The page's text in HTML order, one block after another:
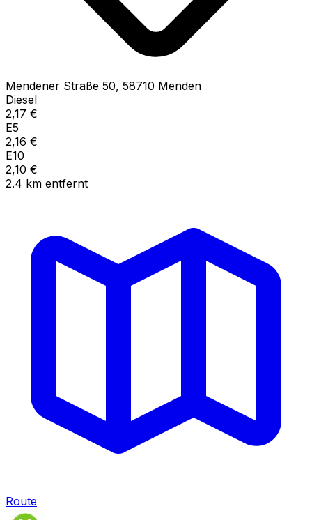
Mendener Straße 50, 58710 Menden
Diesel
2,17 €
E5
2,16 €
E10
2,10 €
2.4 km entfernt
Route